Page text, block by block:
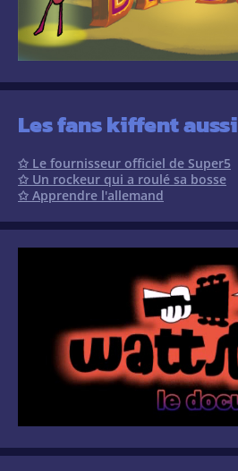
Les fans kiffent aussi
✩ Le fournisseur officiel de Super5
✩ Un rockeur qui a roulé sa bosse
✩ Apprendre l'allemand